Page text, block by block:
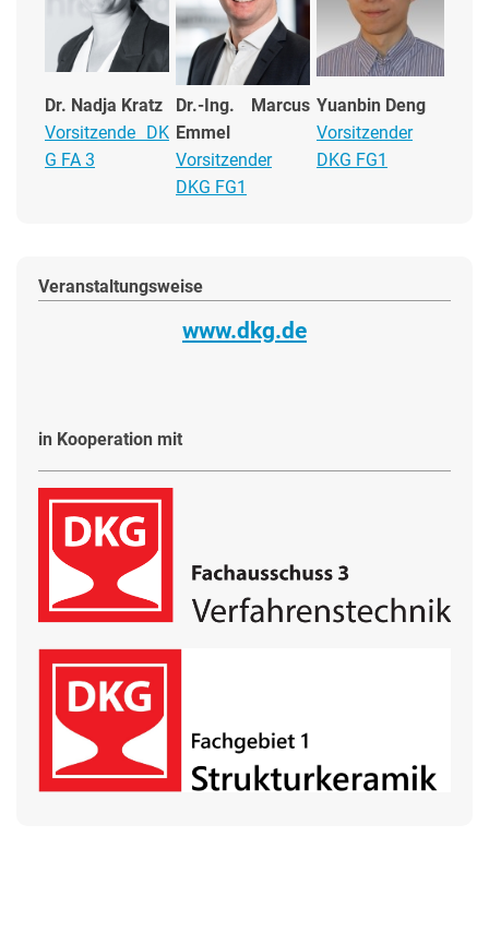
Dr. Nadja Kratz
Vorsitzende DK
G FA 3
Dr.-Ing. Marcus
Emmel
Vorsitzender
DKG FG1
Yuanbin Deng
Vorsitzender
DKG FG1
Veranstaltungsweise
www.dkg.de
in Kooperation mit